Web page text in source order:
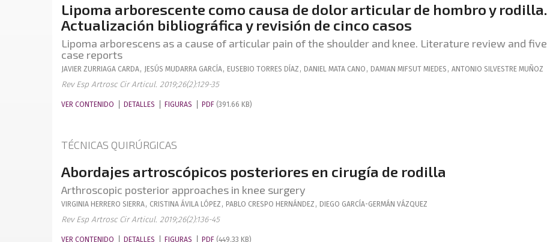
Lipoma arborescente como causa de dolor articular de hombro y rodilla.
Actualización bibliográfica y revisión de cinco casos
Lipoma arborescens as a cause of articular pain of the shoulder and knee. Literature review and five
case reports
JAVIER ZURRIAGA CARDA, JESÚS MUDARRA GARCÍA, EUSEBIO TORRES DÍAZ , DANIEL MATA CANO , DAMIAN MIFSUT MIEDES , ANTONIO SILVESTRE MUÑOZ
Rev Esp Artrosc Cir Articul. 2019;26(2):129-35
VER CONTENIDO DETALLES FIGURAS PDF (391.66 KB)
TÉCNICAS QUIRÚRGICAS
Abordajes artroscópicos posteriores en cirugía de rodilla
Arthroscopic posterior approaches in knee surgery
VIRGINIA HERRERO SIERRA, CRISTINA ÁVILA LÓPEZ , PABLO CRESPO HERNÁNDEZ , DIEGO GARCÍA-GERMÁN VÁZQUEZ
Rev Esp Artrosc Cir Articul. 2019;26(2):136-45
VER CONTENIDO DETALLES FIGURAS PDF (449.33 KB)